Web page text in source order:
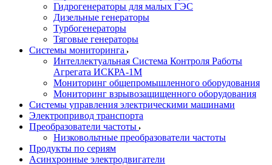
Гидрогенераторы для малых ГЭС
Дизельные генераторы
Турбогенераторы
Тяговые генераторы
Системы мониторинга
Интеллектуальная Система Контроля Работы
Агрегата ИСКРА-1М
Мониторинг общепромышленного оборудования
Мониторинг взрывозащищенного оборудования
Системы управления электрическими машинами
Электропривод транспорта
Преобразователи частоты
Низковольтные преобразователи частоты
Продукты по сериям
Асинхронные электродвигатели